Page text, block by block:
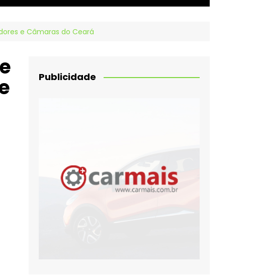
e Câmaras do Ceará
Publicidade